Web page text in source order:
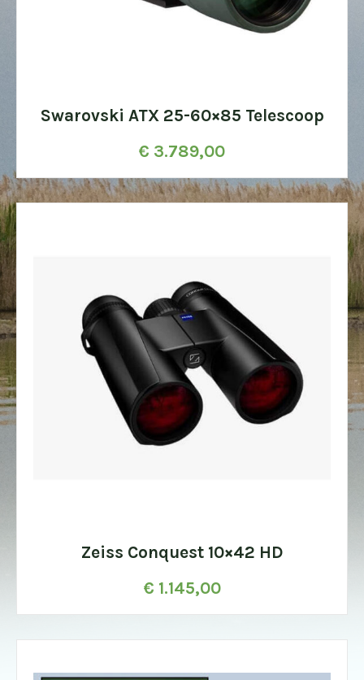
Swarovski ATX 25-60×85 Telescoop
€ 3.789,00
Zeiss Conquest 10×42 HD
€ 1.145,00